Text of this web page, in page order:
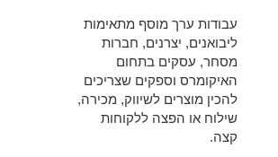
עבודות ערך מוסף מתאימות
ליבואנים, יצרנים, חברות
מסחר, עסקים בתחום
האיקומרס וספקים שצריכים
להכין מוצרים לשיווק, מכירה,
שילוח או הפצה ללקוחות
קצה.